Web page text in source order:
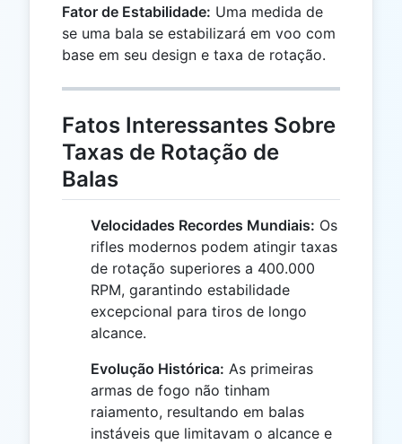
Fator de Estabilidade: Uma medida de
se uma bala se estabilizará em voo com
base em seu design e taxa de rotação.
Fatos Interessantes Sobre
Taxas de Rotação de
Balas
Velocidades Recordes Mundiais: Os
rifles modernos podem atingir taxas
de rotação superiores a 400.000
RPM, garantindo estabilidade
excepcional para tiros de longo
alcance.
Evolução Histórica: As primeiras
armas de fogo não tinham
raiamento, resultando em balas
instáveis que limitavam o alcance e